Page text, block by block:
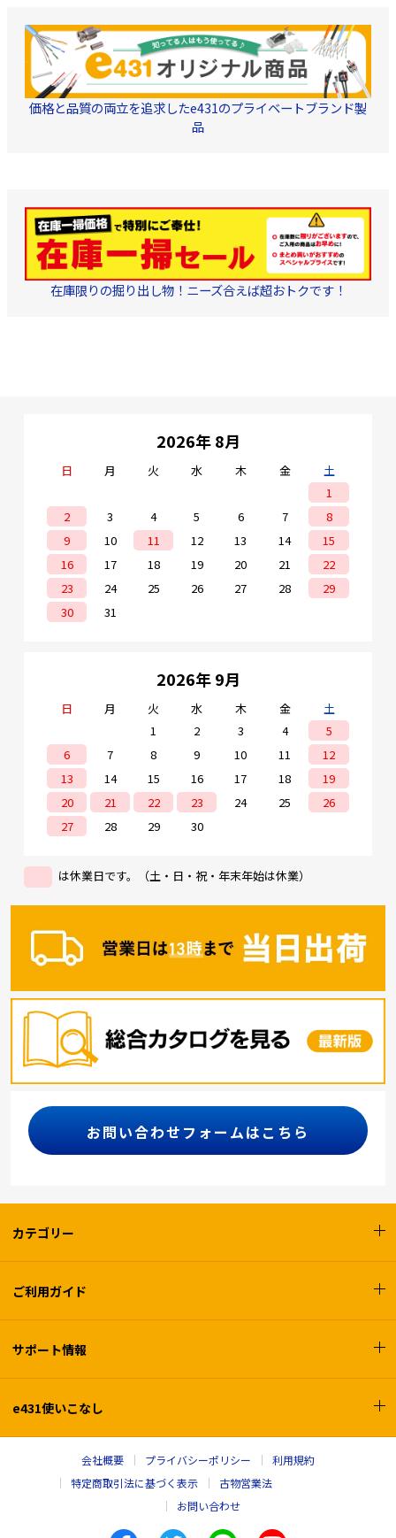
価格と品質の両立を追求したe431のプライベートブランド製
品
在庫限りの掘り出し物！ニーズ合えば超おトクです！
2026年 8月
日 月 火 水 木 金
土
1
2
3 4 5 6 7
8
9
10 11 12 13 14
15
16
17 18 19 20 21
22
23
24 25 26 27 28
29
30
31
2026年 9月
日 月 火 水 木 金
土
1
2 3 4
5
6
7 8 9 10 11
12
13
14 15 16 17 18
19
20
21 22 23 24 25
26
27
28 29 30
は休業日です。（土・日・祝・年末年始は休業）
お問い合わせフォームはこちら
カテゴリー
ご利用ガイド
サポート情報
e431使いこなし
会社概要 プライバシーポリシー
利用規約
特定商取引法に基づく表示
古物営業法
お問い合わせ